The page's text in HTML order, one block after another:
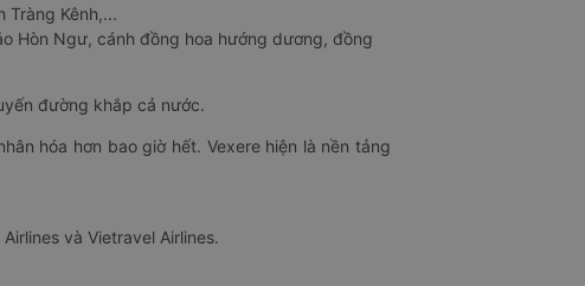
Tràng Kênh,...
Hòn Ngư, cánh đồng hoa hướng dương, đồng
đường khắp cả nước.
hóa hơn bao giờ hết. Vexere hiện là nền tảng
và Vietravel Airlines.